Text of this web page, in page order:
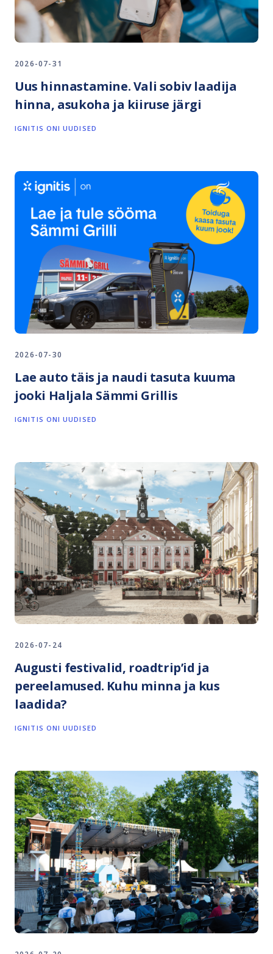
2026-07-31
Uus hinnastamine. Vali sobiv laadija
hinna, asukoha ja kiiruse järgi
IGNITIS ONI UUDISED
2026-07-30
Lae auto täis ja naudi tasuta kuuma
jooki Haljala Sämmi Grillis
IGNITIS ONI UUDISED
2026-07-24
Augusti festivalid, roadtrip’id ja
pereelamused. Kuhu minna ja kus
laadida?
IGNITIS ONI UUDISED